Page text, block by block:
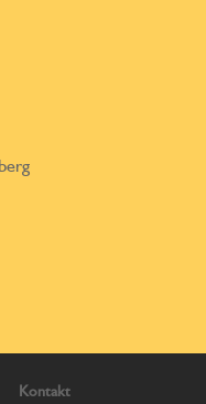
Kontakt